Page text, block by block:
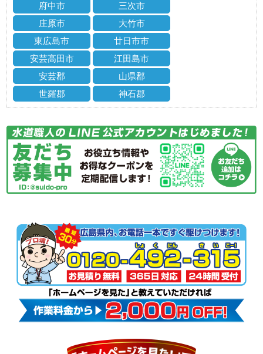
府中市
三次市
庄原市
大竹市
東広島市
廿日市市
安芸高田市
江田島市
安芸郡
山県郡
世羅郡
神石郡